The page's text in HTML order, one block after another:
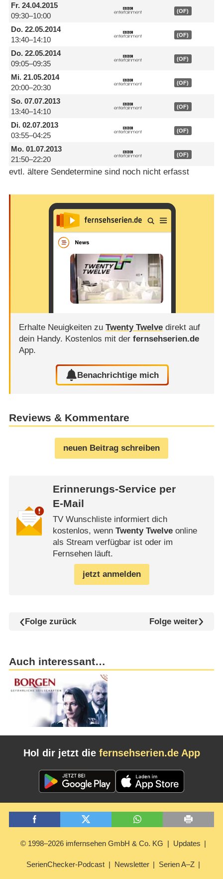
Fr.24.04.2015
09:30–10:00
(OF)
Do.22.05.2014
13:40–14:10
(OF)
Do.22.05.2014
09:05–09:35
(OF)
Mi.21.05.2014
20:00–20:30
(OF)
So.07.07.2013
13:40–14:10
(OF)
Di.02.07.2013
03:55–04:25
(OF)
Mo.01.07.2013
21:50–22:20
(OF)
evtl. ältere Sendetermine sind noch nicht erfasst
Erhalte Neuigkeiten zu Twenty Twelvedirekt auf
dein Handy. Kostenlos mit der fernsehserien.de
App.
Benachrichtige mich
Reviews & Kommentare
neuen Beitrag schreiben
Erinnerungs-Service per
E-Mail
TV Wunschliste informiert dich
kostenlos, wenn Twenty Twelveonline
als Stream verfügbar ist oder im
Fernsehen läuft.
jetzt anmelden
Folge zurück Folge weiter
Auch interessant…
Hol dir jetzt die fernsehserien.de App
© 1998–2026 imfernsehen GmbH & Co. KG Updates
SerienChecker-Podcast Newsletter Serien A–Z